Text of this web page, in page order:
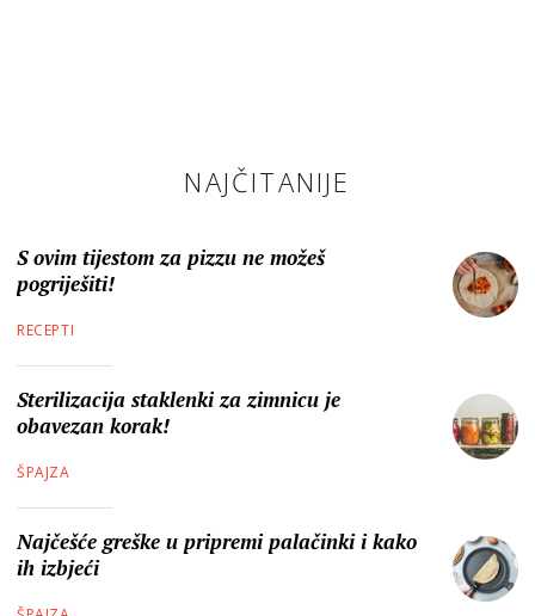
NAJČITANIJE
S ovim tijestom za pizzu ne možeš
pogriješiti!
RECEPTI
Sterilizacija staklenki za zimnicu je
obavezan korak!
ŠPAJZA
Najčešće greške u pripremi palačinki i kako
ih izbjeći